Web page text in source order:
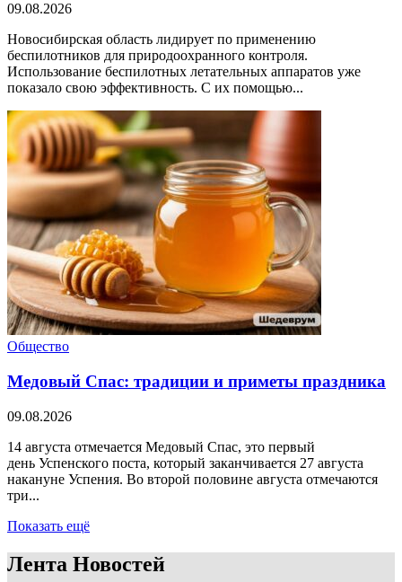
09.08.2026
Новосибирская область лидирует по применению
беспилотников для природоохранного контроля.
Использование беспилотных летательных аппаратов уже
показало свою эффективность. С их помощью...
Общество
Медовый Спас: традиции и приметы праздника
09.08.2026
14 августа отмечается Медовый Спас, это первый
день Успенского поста, который заканчивается 27 августа
накануне Успения. Во второй половине августа отмечаются
три...
Показать ещё
Лента Новостей